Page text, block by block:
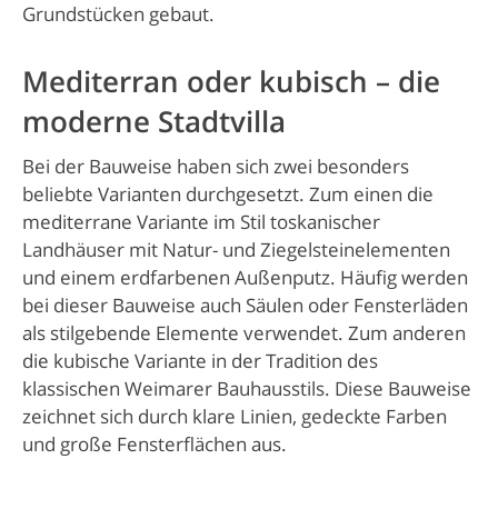
Grundstücken gebaut.
Mediterran oder kubisch – die
moderne Stadtvilla
Bei der Bauweise haben sich zwei besonders
beliebte Varianten durchgesetzt. Zum einen die
mediterrane Variante im Stil toskanischer
Landhäuser mit Natur- und Ziegelsteinelementen
und einem erdfarbenen Außenputz. Häufig werden
bei dieser Bauweise auch Säulen oder Fensterläden
als stilgebende Elemente verwendet. Zum anderen
die kubische Variante in der Tradition des
klassischen Weimarer Bauhausstils. Diese Bauweise
zeichnet sich durch klare Linien, gedeckte Farben
und große Fensterflächen aus.